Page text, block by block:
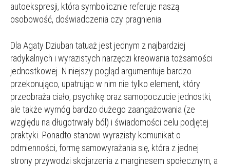
autoekspresji, która symbolicznie referuje naszą
osobowość, doświadczenia czy pragnienia.
Dla Agaty Dziuban tatuaż jest jednym z najbardziej
radykalnych i wyrazistych narzędzi kreowania tożsamości
jednostkowej. Niniejszy pogląd argumentuje bardzo
przekonująco, upatrując w nim nie tylko element, który
przeobraża ciało, psychikę oraz samopoczucie jednostki,
ale także wymóg bardzo dużego zaangażowania (ze
względu na długotrwały ból) i świadomości celu podjętej
praktyki. Ponadto stanowi wyrazisty komunikat o
odmienności, formę samowyrażania się, która z jednej
strony przywodzi skojarzenia z marginesem społecznym, a